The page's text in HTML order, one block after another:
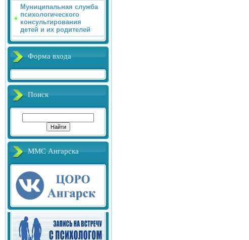
Муниципальная служба
психологического
консультирования
детей и их родителей
Форма входа
Поиск
ММС Ангарска